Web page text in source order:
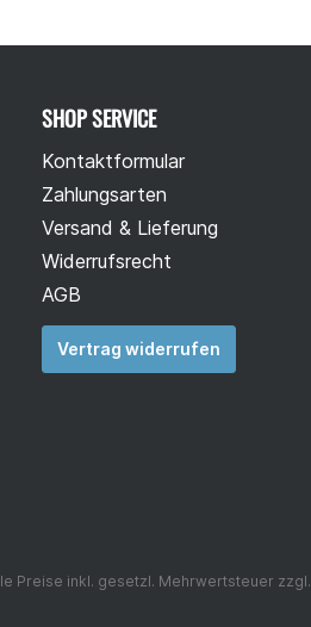
SHOP SERVICE
Kontaktformular
Zahlungsarten
Versand & Lieferung
Widerrufsrecht
AGB
Vertrag widerrufen
Preise inkl. gesetzl. Mehrwertsteuer zzgl.